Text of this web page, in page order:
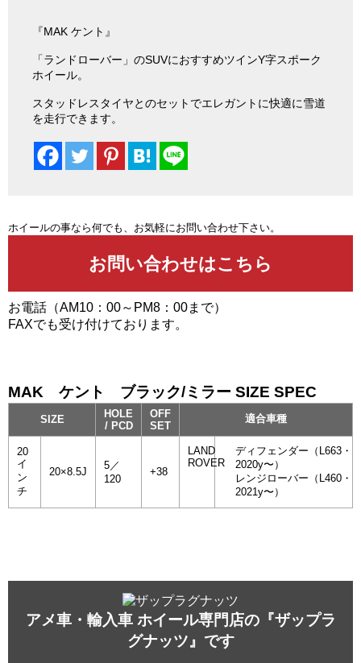
『MAK ケント』
「ランドローバー」のSUVにおすすめツインY字スポーク
ホイール。
スタッドレスタイヤとのセットでエレガントに快適に雪道
を走行できます。
ホイールの事なら何でも、お気軽にお問い合わせ下さい。
お電話（AM10：00～PM8：00まで）
FAXでも受け付けております。
MAK ケント ブラック/ミラー SIZE SPEC
SIZE
HOLE
/ PCD
OFF
SET
適合車種
20
イ
ン
チ
20×8.5J
5／
120
+38
LAND
ROVER
ディフェンダー（L663・
2020y〜）
レンジローバー（L460・
2021y〜）
アメ車・輸入車 ホイール専門店の『ザップラ
グナッツ』です